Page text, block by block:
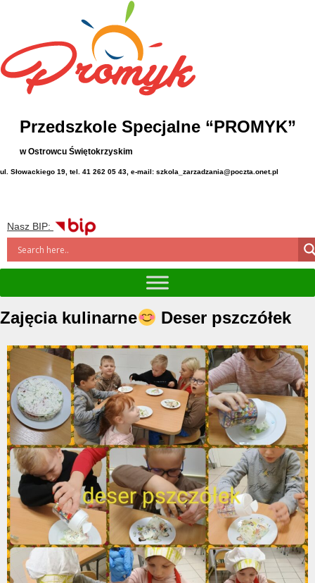
Przedszkole Specjalne “PROMYK”
w Ostrowcu Świętokrzyskim
ul. Słowackiego 19, tel. 41 262 05 43, e-mail: szkola_zarzadzania@poczta.onet.pl
Nasz BIP:
Zajęcia kulinarne Deser pszczółek